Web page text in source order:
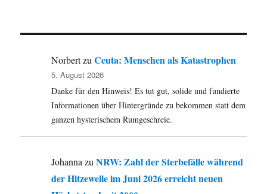
Falken
Ferien
am
Mittelmeer
NorbertzuCeuta: Menschen als Katastrophen
5. August 2026
Danke für den Hinweis! Es tut gut, solide und fundierte
Informationen über Hintergründe zu bekommen statt dem
ganzen hysterischem Rumgeschreie.
JohannazuNRW: Zahl der Sterbefälle während
der Hitzewelle im Juni 2026 erreicht neuen